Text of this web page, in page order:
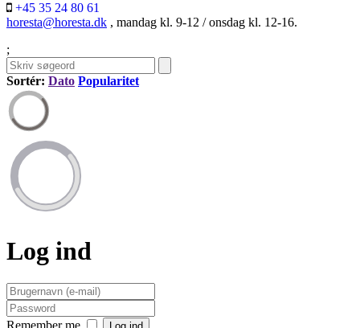
+45 35 24 80 61
horesta@horesta.dk , mandag kl. 9-12 / onsdag kl. 12-16.
;
Sortér: Dato Popularitet
Log ind